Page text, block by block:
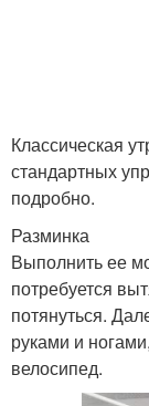
тренировки
Классическая
стандартных
подробно.
Разминка
Выполнить ее
потребуется
потянуться.
руками и
велосипед.